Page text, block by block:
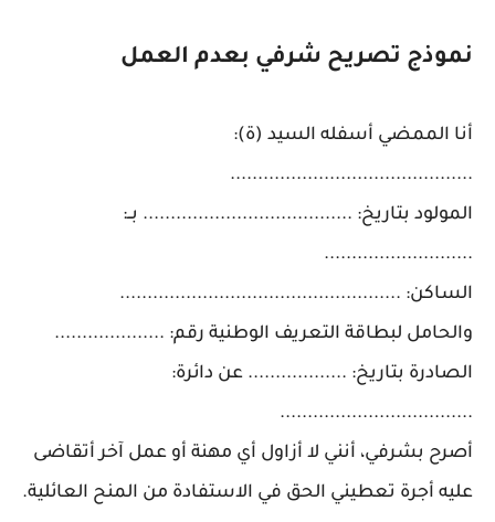
نموذج تصريح شرفي بعدم العمل
أنا الممضي أسفله السيد (ة):
............................................
المولود بتاريخ: ...................................... بــ:
...........................
الساكن: ...................................................
والحامل لبطاقة التعريف الوطنية رقم: ....................
الصادرة بتاريخ: .................. عن دائرة:
...................................
أصرح بشرفي، أنني لا أزاول أي مهنة أو عمل آخر أتقاضى
عليه أجرة تعطيني الحق في الاستفادة من المنح العائلية.